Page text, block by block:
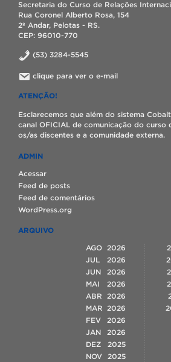
Secretaria do Curso de Relações
Rua Coronel Alberto Rosa, 154
2º Andar, Pelotas - RS.
CEP: 96010-770
(53) 3284-5545
clique para ver o e-mail
ATENÇÃO!
Esclarecemos que além do sistema
canal OFICIAL de comunicação do curso
os/as discentes e a comunidade externa.
ADMIN
Acessar
Feed de posts
Feed de comentários
WordPress.org
ARQUIVO
AGO
2026
JUL
2026
JUN
2026
MAI
2026
ABR
2026
MAR
2026
FEV
2026
JAN
2026
DEZ
2025
NOV
2025